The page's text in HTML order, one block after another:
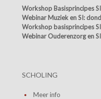
Workshop Basisprincipes
Webinar Muziek en SI:
Workshop basisprincipes
Webinar Ouderenzorg en
SCHOLING
Meer info